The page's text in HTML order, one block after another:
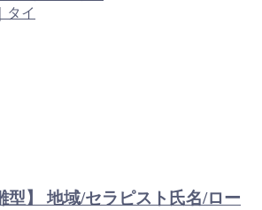
タイ
型】 地域/セラピスト氏名/ロー